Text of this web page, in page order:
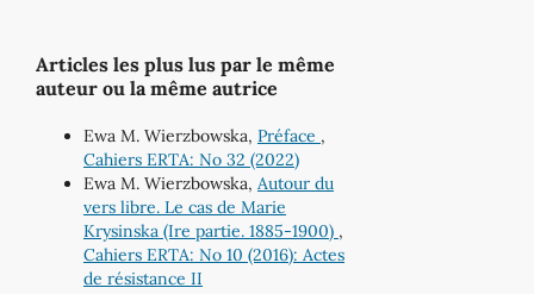
Articles les plus lus par le même
auteur ou la même autrice
Ewa M. Wierzbowska, Préface ,
Cahiers ERTA: No 32 (2022)
Ewa M. Wierzbowska, Autour du
vers libre. Le cas de Marie
Krysinska (Ire partie. 1885-1900) ,
Cahiers ERTA: No 10 (2016): Actes
de résistance II